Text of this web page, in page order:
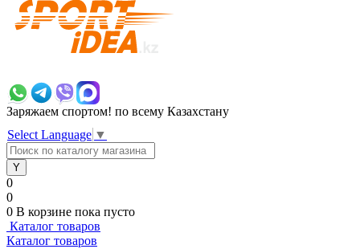
Заряжаем спортом! по всему Казахстану
Select Language ▼
0
0
0 В корзине пока пусто
Каталог товаров
Каталог товаров